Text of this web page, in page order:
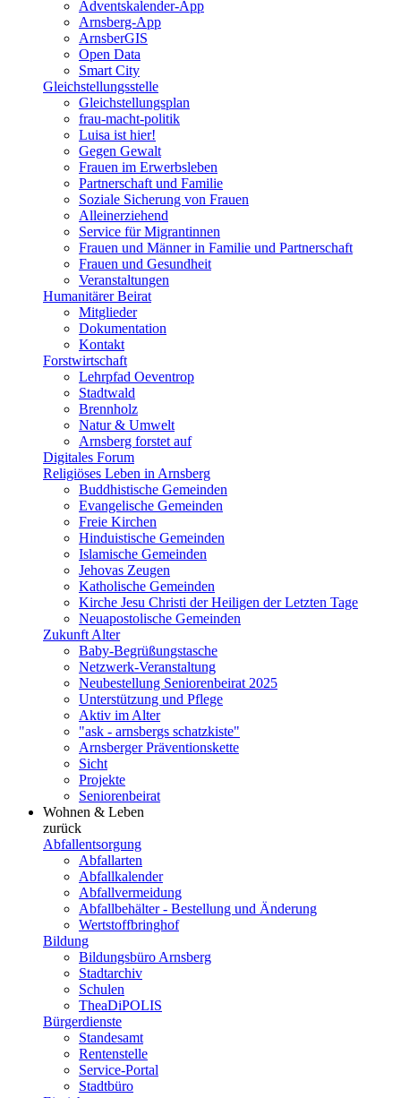
Adventskalender-App
Arnsberg-App
ArnsberGIS
Open Data
Smart City
Gleichstellungsstelle
Gleichstellungsplan
frau-macht-politik
Luisa ist hier!
Gegen Gewalt
Frauen im Erwerbsleben
Partnerschaft und Familie
Soziale Sicherung von Frauen
Alleinerziehend
Service für Migrantinnen
Frauen und Männer in Familie und Partnerschaft
Frauen und Gesundheit
Veranstaltungen
Humanitärer Beirat
Mitglieder
Dokumentation
Kontakt
Forstwirtschaft
Lehrpfad Oeventrop
Stadtwald
Brennholz
Natur & Umwelt
Arnsberg forstet auf
Digitales Forum
Religiöses Leben in Arnsberg
Buddhistische Gemeinden
Evangelische Gemeinden
Freie Kirchen
Hinduistische Gemeinden
Islamische Gemeinden
Jehovas Zeugen
Katholische Gemeinden
Kirche Jesu Christi der Heiligen der Letzten Tage
Neuapostolische Gemeinden
Zukunft Alter
Baby-Begrüßungstasche
Netzwerk-Veranstaltung
Neubestellung Seniorenbeirat 2025
Unterstützung und Pflege
Aktiv im Alter
"ask - arnsbergs schatzkiste"
Arnsberger Präventionskette
Sicht
Projekte
Seniorenbeirat
Wohnen & Leben
zurück
Abfallentsorgung
Abfallarten
Abfallkalender
Abfallvermeidung
Abfallbehälter - Bestellung und Änderung
Wertstoffbringhof
Bildung
Bildungsbüro Arnsberg
Stadtarchiv
Schulen
TheaDiPOLIS
Bürgerdienste
Standesamt
Rentenstelle
Service-Portal
Stadtbüro